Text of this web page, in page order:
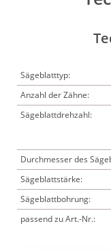
Sägeblatttyp:
Anzahl der Zähne:
Sägeblattdrehzahl:
Durchmesser des
Sägeblattstärke:
Sägeblattbohrung:
passend zu Art.-Nr.: